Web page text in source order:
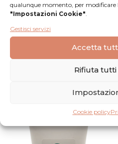
qualunque momento, per modificare
"Impostazioni Cookie"
Gestisci servizi
Accetta
Rifiuta tutti
Cookie policy